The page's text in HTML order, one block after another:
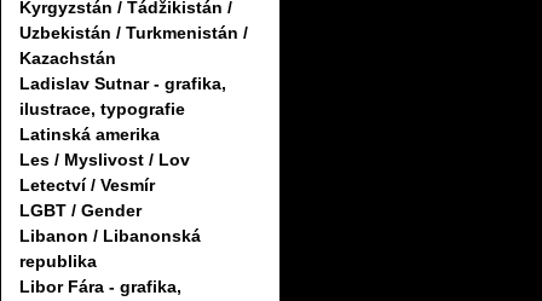
Kyrgyzstán / Tádžikistán /
Uzbekistán / Turkmenistán /
Kazachstán
Ladislav Sutnar - grafika,
ilustrace, typografie
Latinská amerika
Les / Myslivost / Lov
Letectví / Vesmír
LGBT / Gender
Libanon / Libanonská
republika
Libor Fára - grafika,